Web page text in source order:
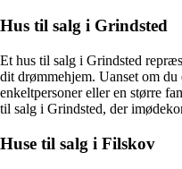
Hus til salg i Grindsted
Et hus til salg i Grindsted
dit drømmehjem. Uanset om
enkeltpersoner eller en større
til salg i Grindsted, der
Huse til salg i Filskov